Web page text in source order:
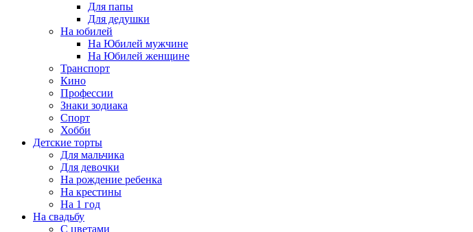
Для папы
Для дедушки
На юбилей
На Юбилей мужчине
На Юбилей женщине
Транспорт
Кино
Профессии
Знаки зодиака
Спорт
Хобби
Детские торты
Для мальчика
Для девочки
На рождение ребенка
На крестины
На 1 год
На свадьбу
С цветами